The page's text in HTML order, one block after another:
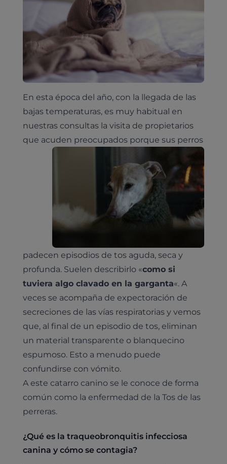
En esta época del año, con la llegada de las
bajas temperaturas, es muy habitual en
nuestras consultas la visita de propietarios
que acuden preocupados porque sus perros
padecen episodios de tos aguda, seca y
profunda. Suelen describirlo «como si
tuviera algo clavado en la garganta«. A
veces se acompaña de expectoración de
secreciones de las vías respiratorias y vemos
que, al final de un episodio de tos, eliminan
un material transparente o blanquecino
espumoso. Esto a menudo puede
confundirse con vómito.
A este catarro canino se le conoce de forma
común como la enfermedad de la Tos de las
perreras.
¿Qué es la traqueobronquitis infecciosa
canina y cómo se contagia?